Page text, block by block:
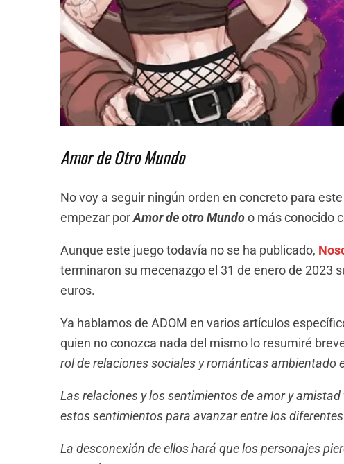
Amor de Otro Mundo
No voy a seguir ningún orden en concreto para
empezar porAmor de otro Mundoo más conocido
Aunque este juego todavía no se ha publicado,
terminaron su mecenazgo el 31 de enero de 2023
euros.
Ya hablamos de ADOM en varios artículos
quien no conozca nada del mismo lo resumiré
rol de relaciones sociales y románticas ambientado
Las relaciones y los sentimientos de amor y
estos sentimientos para avanzar entre los
La desconexión de ellos hará que los personajes